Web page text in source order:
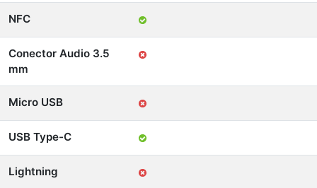
NFC
Conector Audio 3.5
mm
Micro USB
USB Type-C
Lightning